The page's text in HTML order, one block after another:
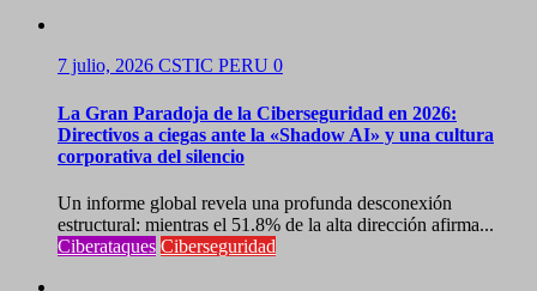
7 julio, 2026 CSTIC PERU 0
La Gran Paradoja de la Ciberseguridad en 2026:
Directivos a ciegas ante la «Shadow AI» y una cultura
corporativa del silencio
Un informe global revela una profunda desconexión
estructural: mientras el 51.8% de la alta dirección afirma...
Ciberataques Ciberseguridad